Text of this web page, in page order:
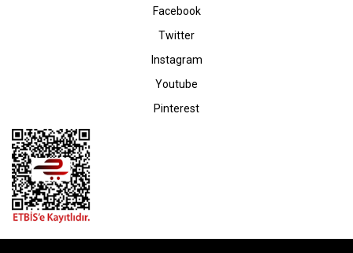
Facebook
Twitter
Instagram
Youtube
Pinterest